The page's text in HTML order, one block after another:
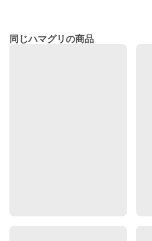
同じハマグリの商品